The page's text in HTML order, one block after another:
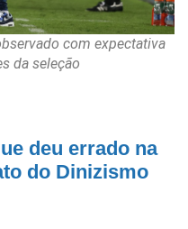
com expectativa
da seleção
deu errado na
do Dinizismo